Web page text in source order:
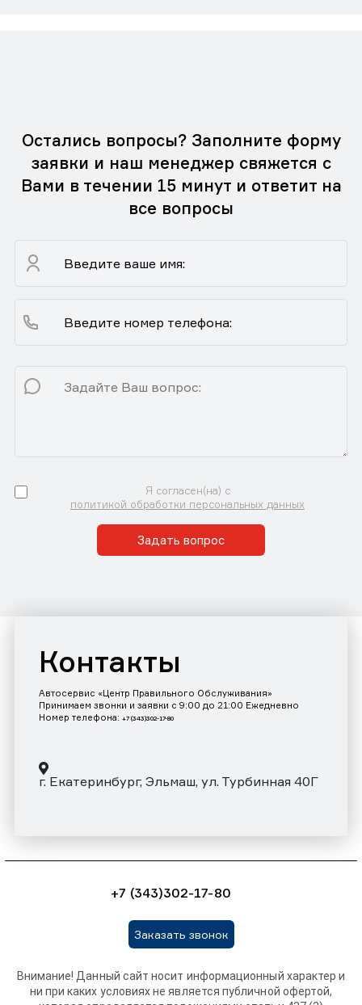
Остались вопросы? Заполните форму
заявки и наш менеджер свяжется с
Вами в течении 15 минут и ответит на
все вопросы
Я согласен(на) с
политикой обработки персональных данных
Задать вопрос
Контакты
Автосервис «Центр Правильного Обслуживания»
Принимаем звонки и заявки с 9:00 до 21:00 Ежедневно
Номер телефона: +7 (343)302-17-80
г. Екатеринбург, Эльмаш, ул. Турбинная 40Г
+7 (343)302-17-80
Заказать звонок
Внимание! Данный сайт носит информационный характер и
ни при каких условиях не является публичной офертой,